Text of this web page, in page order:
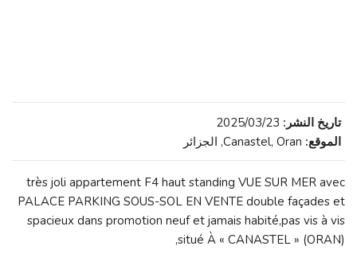
تاريخ النشر: 2025/03/23
الموقع: Canastel, Oran, الجزائر
très joli appartement F4 haut standing VUE SUR MER avec
PALACE PARKING SOUS-SOL EN VENTE double façades et
spacieux dans promotion neuf et jamais habité,pas vis à vis
,situé À « CANASTEL » (ORAN)